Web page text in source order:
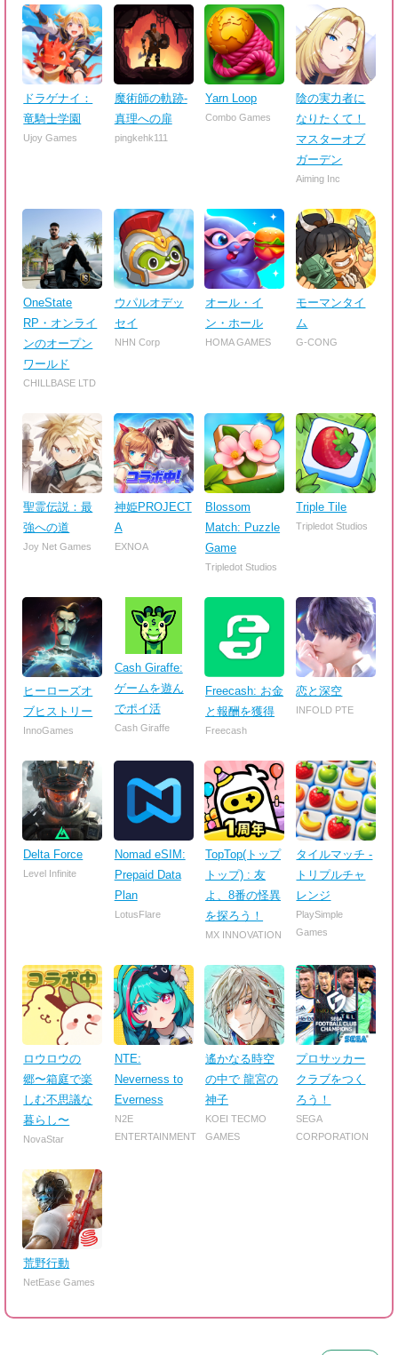
ドラゲナイ：
竜騎士学園
Ujoy Games
魔術師の軌跡-
真理への扉
pingkehk111
Yarn Loop
Combo Games
陰の実力者に
なりたくて！
マスターオブ
ガーデン
Aiming Inc
OneState
RP・オンライ
ンのオープン
ワールド
CHILLBASE LTD
ウパルオデッ
セイ
NHN Corp
オール・イ
ン・ホール
HOMA GAMES
モーマンタイ
ム
G-CONG
聖霊伝説：最
強への道
Joy Net Games
神姫PROJECT
A
EXNOA
Blossom
Match: Puzzle
Game
Tripledot Studios
Triple Tile
Tripledot Studios
ヒーローズオ
ブヒストリー
InnoGames
Cash Giraffe:
ゲームを遊ん
でポイ活
Cash Giraffe
Freecash: お金
と報酬を獲得
Freecash
恋と深空
INFOLD PTE
Delta Force
Level Infinite
Nomad eSIM:
Prepaid Data
Plan
LotusFlare
TopTop(トップ
トップ) : 友
よ、8番の怪異
を探ろう！
MX INNOVATION
タイルマッチ -
トリプルチャ
レンジ
PlaySimple
Games
ロウロウの
郷〜箱庭で楽
しむ不思議な
暮らし〜
NovaStar
NTE:
Neverness to
Everness
N2E
ENTERTAINMENT
遙かなる時空
の中で 龍宮の
神子
KOEI TECMO
GAMES
プロサッカー
クラブをつく
ろう！
SEGA
CORPORATION
荒野行動
NetEase Games